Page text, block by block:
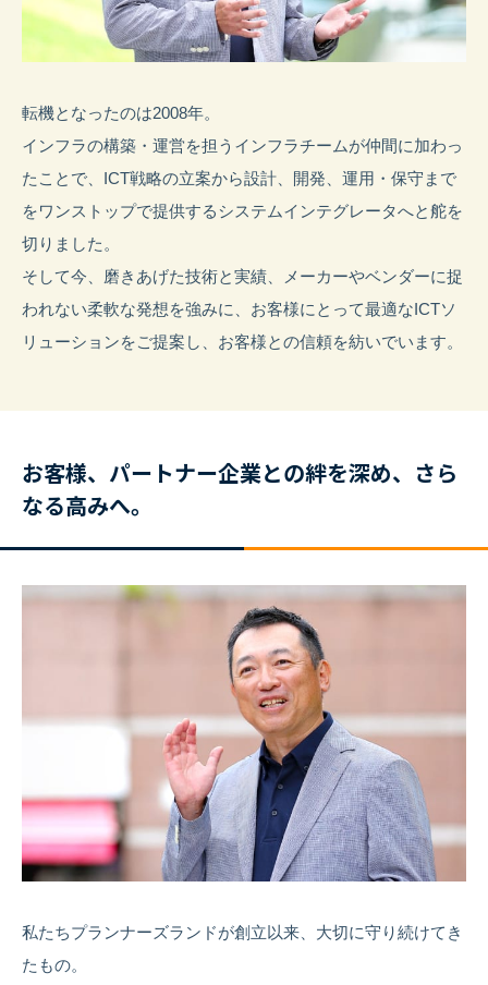
転機となったのは2008年。
インフラの構築・運営を担うインフラチームが仲間に加わっ
たことで、ICT戦略の立案から設計、開発、運用・保守まで
をワンストップで提供するシステムインテグレータへと舵を
切りました。
そして今、磨きあげた技術と実績、メーカーやベンダーに捉
われない柔軟な発想を強みに、お客様にとって最適なICTソ
リューションをご提案し、お客様との信頼を紡いでいます。
お客様、パートナー企業との絆を深め、さら
なる高みへ。
私たちプランナーズランドが創立以来、大切に守り続けてき
たもの。